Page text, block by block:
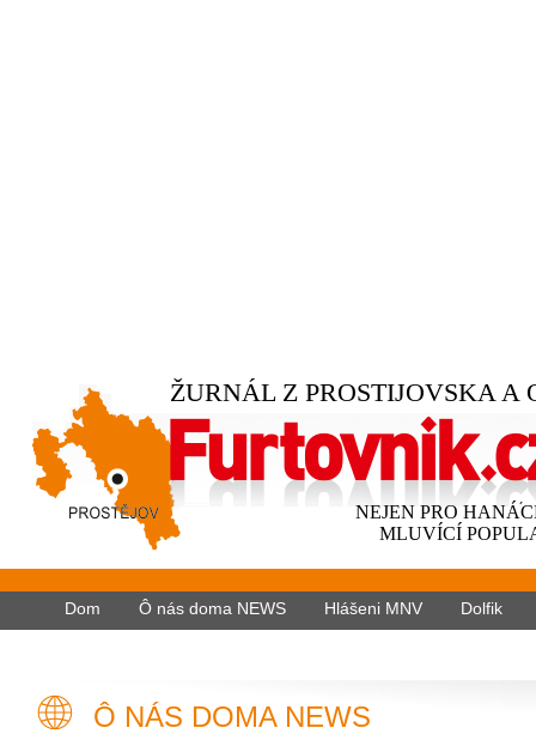
ŽURNÁL Z PROSTIJOVSKA
NEJEN PRO
MLUVÍCÍ
Dom Ô nás doma NEWS Hlášeni MNV Dolfik
Ô NÁS DOMA NEWS